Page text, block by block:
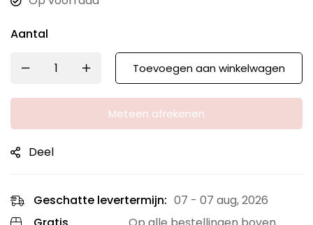
Aantal
Toevoegen aan winkelwagen
Meteen afrekenen
Deel
Geschatte levertermijn: 07 - 07 aug, 2026